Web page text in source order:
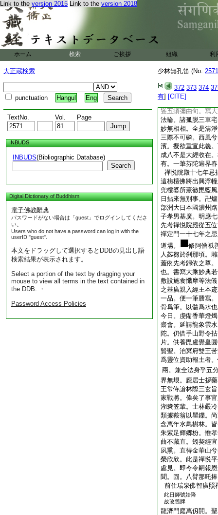
Link to the version 2015 Link to the version 2018
ホーム 検索 ご挨拶 組織 利
大正蔵検索
punctuation Hangul Eng
TextNo. Vol. Page
INBUDS
INBUDS(Bibliographic Database)
Search
Digital Dictionary of Buddhism
電子佛教辭典
パスワードがない場合は「guest」でログインしてくださ
い。
Users who do not have a password can log in with the
userID "guest".
本文をドラッグして選択するとDDBの見出し語
検索結果が表示されます。
Select a portion of the text by dragging your
mouse to view all terms in the text contained in
the DDB. ・
Password Access Policies
少林無孔笛 (No.
372 373 374
有] [CITE]
威音已前事。早梅
怡公座元大祥忌。
噫山僧二十年前。
一千指。具大度者
一香穿鼻孔。毒蛇
薦妙中全淨禪門書
維明應戊午歳季秋
門。實値七周忌辰
惟夤。罔極之恩叵
誠於硯滴。類四大
聳五須彌由旬。寫
法輪。諸孤脱三車
妙無相相。全是清
三際不可磷。西風
濱。擬欲重宣此義
成八不是大經收在
有。一筆芬陀遍界春
禪悦院殿十七年忌
這栴檀佛將出興浮
兜樓婆所薫徹毘藍
日拈來無別事。卍
部洲大日本國濃州
子孝男基廣。明應
先考禪悦院殿從五
禪定門一十七年之
道場。
修阿僧祇
人苾芻於刹那頃。
蓋依先考歸依之尊
也。書寫大乘妙典
敷設施食懺摩等法
之基廣親入經王本
一品。便一筆謄寫
骨爲筆。以髓爲水
今日。虔備香華燈
齋會。延請龍象雲
陀。仍借手山野令
片。供養毘盧覺皇
賢聖。洎冥府雙王
爲靈位資助報土者
兩。兼全法身乎五
界無垠。龐居士拶
王常侍諳林際三玄
家戰將。偉矣了事
湖簔笠輩。士林嚴
類據鞍翁以瞿鑠。
念萬年水鳥樹林。
朱紫足輝郷枌。惟
曲不藏直。矧契經
夙熏。直得金華山
榮欣欣。此是禪悦
處見。即今令嗣報
聞。㘞。八臂那吒
前住瑞泉佛智廣照
此日師號始降
故改舊牌
龍濟門庭萬仭開。